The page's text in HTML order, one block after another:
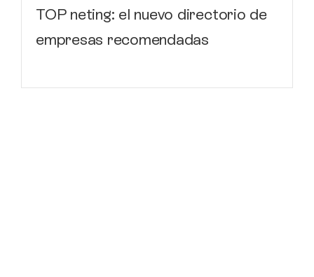
TOP neting: el nuevo directorio de
empresas recomendadas